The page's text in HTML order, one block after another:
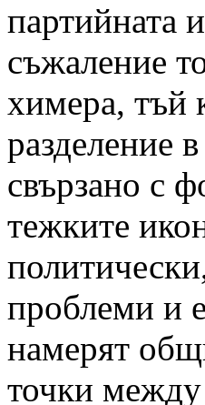
партийната
съжаление
химера, тъй
разделение
свързано с
тежките
проблеми и
намерят
точки